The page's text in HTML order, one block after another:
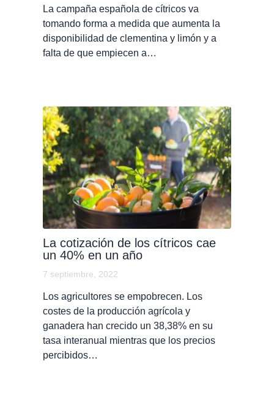
La campaña española de cítricos va
tomando forma a medida que aumenta la
disponibilidad de clementina y limón y a
falta de que empiecen a…
La cotización de los cítricos cae
un 40% en un año
7 septiembre, 2022
Los agricultores se empobrecen. Los
costes de la producción agrícola y
ganadera han crecido un 38,38% en su
tasa interanual mientras que los precios
percibidos…